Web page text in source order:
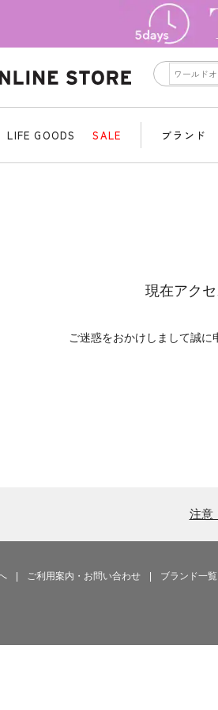
LIFE GOODS SALE ブランド
現在アク
ご迷惑をおかけしまして誠に
注意
ご利用案内・お問い合わせ ブランド一覧